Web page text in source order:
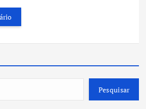
Pesquisar